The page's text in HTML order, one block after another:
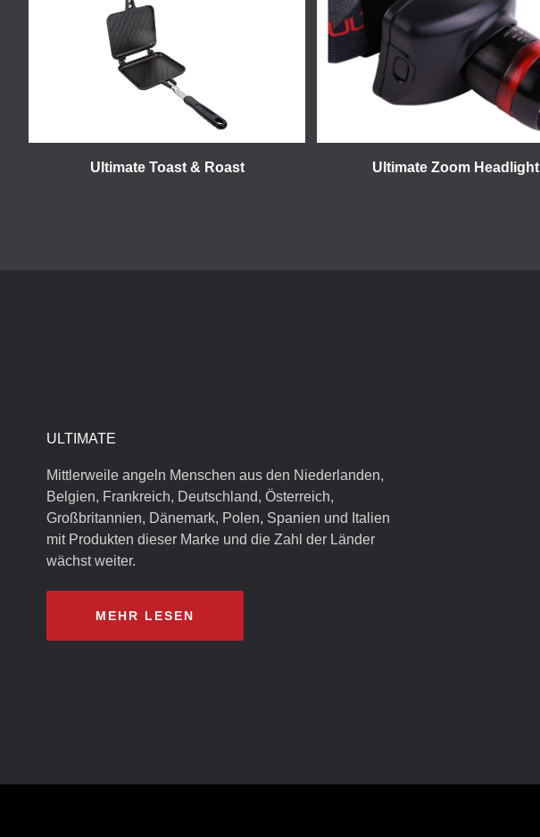
Ultimate Toast & Roast Ultimate Zoom Headlight
ULTIMATE
Mittlerweile angeln Menschen aus den Niederlanden,
Belgien, Frankreich, Deutschland, Österreich,
Großbritannien, Dänemark, Polen, Spanien und Italien
mit Produkten dieser Marke und die Zahl der Länder
wächst weiter.
MEHR LESEN